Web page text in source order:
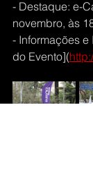
- Destaque: e-
novembro, às
- Informações
do Evento](